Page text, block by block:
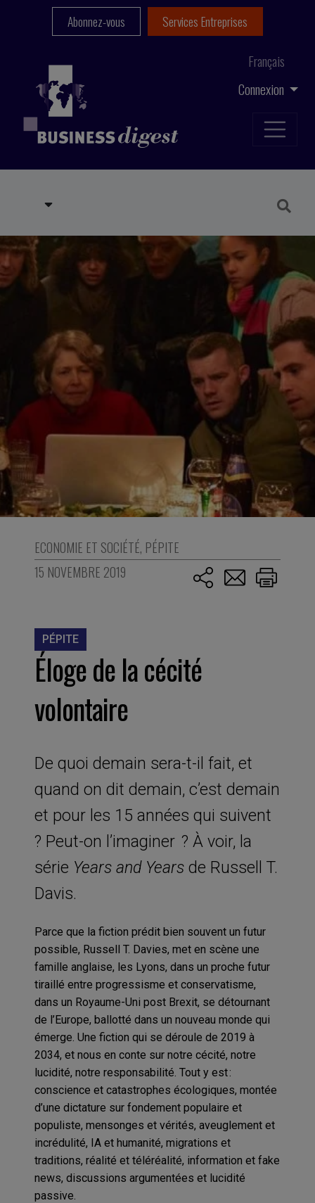
Connexion
Français
Abonnez-vous Services Entreprises
ECONOMIE ET SOCIÉTÉ, PÉPITE
15 NOVEMBRE 2019
PÉPITE
Éloge de la cécité
volontaire
De quoi demain sera-t-il fait, et
quand on dit demain, c’est demain
et pour les 15 années qui suivent
? Peut-on l’imaginer ? À voir, la
série Years and Years de Russell T.
Davis.
Parce que la fiction prédit bien souvent un futur
possible, Russell T. Davies, met en scène une
famille anglaise, les Lyons, dans un proche futur
tiraillé entre progressisme et conservatisme,
dans un Royaume-Uni post Brexit, se détournant
de l’Europe, ballotté dans un nouveau monde qui
émerge. Une fiction qui se déroule de 2019 à
2034, et nous en conte sur notre cécité, notre
lucidité, notre responsabilité. Tout y est :
conscience et catastrophes écologiques, montée
d’une dictature sur fondement populaire et
populiste, mensonges et vérités, aveuglement et
incrédulité, IA et humanité, migrations et
traditions, réalité et téléréalité, information et fake
news, discussions argumentées et lucidité
passive.